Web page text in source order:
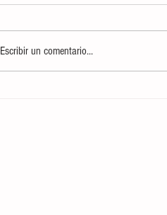
Escribir un comentario...